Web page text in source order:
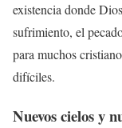
existencia donde
sufrimiento, el
para muchos
difíciles.
Nuevos cielos y